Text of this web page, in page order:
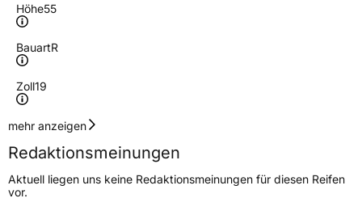
Höhe55
BauartR
Zoll19
Geschwindigkeitsindex
Höchstgeschwindigkeit
210 km/h
Lastindex111
mehr anzeigen
Redaktionsmeinungen
Aktuell liegen uns keine Redaktionsmeinungen für diesen Reifen
vor.